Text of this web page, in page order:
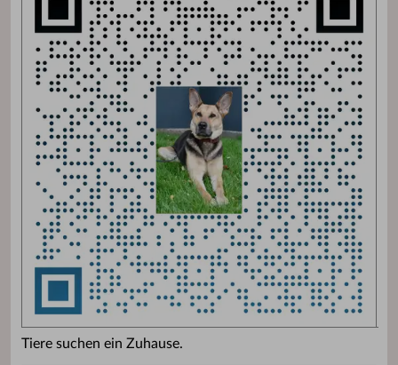
Tiere suchen ein Zuhause.